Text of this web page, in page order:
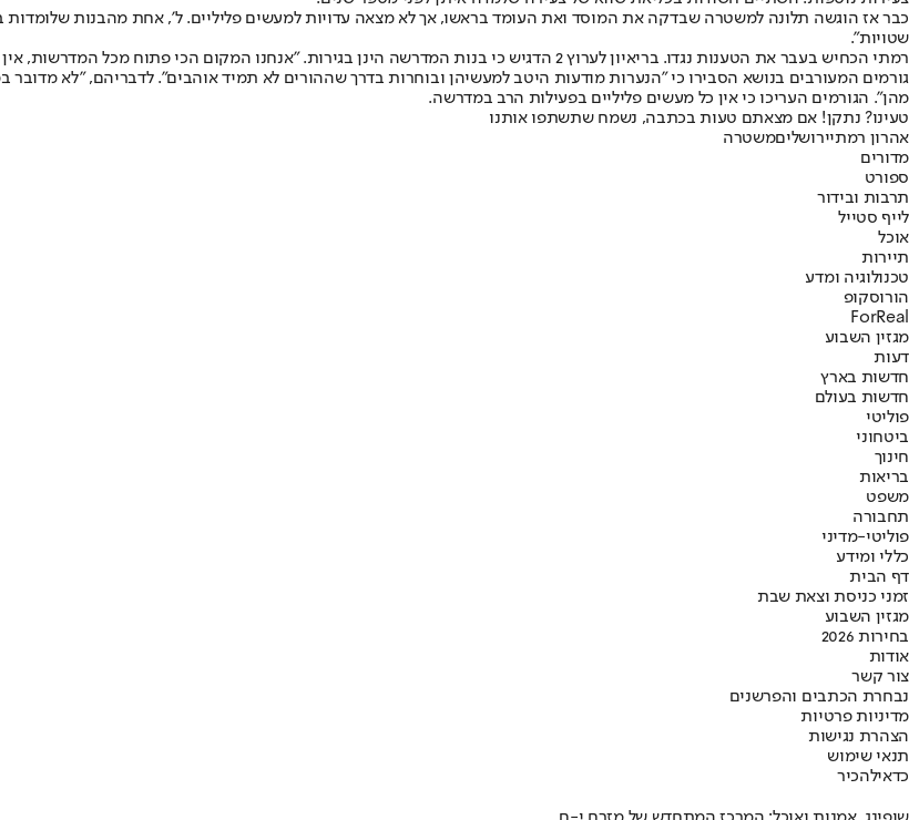
כבר אז הוגשה תלונה למשטרה שבדקה את המוסד ואת העומד בראשו, אך לא מצאה עדויות למעשים פליליים. ל', אחת מהבנות שלומדות
שטויות".
רמתי הכחיש בעבר את הטענות נגדו. בריאיון לערוץ 2 הדגיש כי בנות המדרשה הינן בגירות. "אנחנו המקום הכי פתוח מכל המדרשות, אין מה למכור אז מספרים סיפורים כאלה", הוסיף.
גורמים המעורבים בנושא הסבירו כי "הנערות מודעות היטב למעשיהן ובוחרות בדרך שההורים לא תמיד אוהבים". לדבריהם, "לא מדובר
מהן". הגורמים העריכו כי אין כל מעשים פליליים בפעילות הרב במדרשה.
טעינו? נתקן! אם מצאתם טעות בכתבה, נשמח שתשתפו אותנו
אהרון רמתיירושליםמשטרה
מדורים
ספורט
תרבות ובידור
לייף סטייל
אוכל
תיירות
טכנולוגיה ומדע
הורוסקופ
ForReal
מגזין השבוע
דעות
חדשות בארץ
חדשות בעולם
פוליטי
ביטחוני
חינוך
בריאות
משפט
תחבורה
פוליטי-מדיני
כללי ומידע
דף הבית
זמני כניסת וצאת שבת
מגזין השבוע
בחירות 2026
אודות
צור קשר
נבחרת הכתבים והפרשנים
מדיניות פרטיות
הצהרת נגישות
תנאי שימוש
כדאילהכיר